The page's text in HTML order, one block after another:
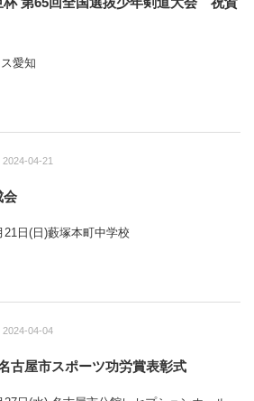
愛知
2024-04-21
会
21日(日)藪塚本町中学校
2024-04-04
古屋市スポーツ功労賞表彰式